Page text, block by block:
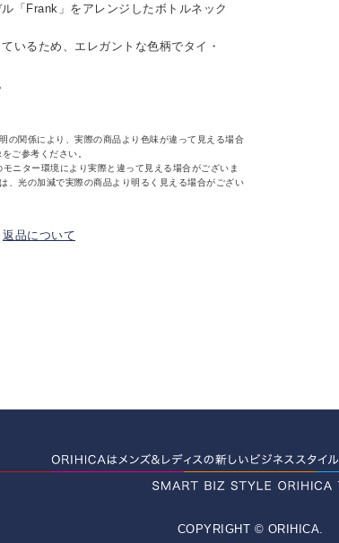
「Frank」をアレンジしたボトルネック
いるため、エレガントな色柄でタイ・
の関係により、実際の商品より色味が違って見える場合
ご参考ください。
ニター環境により実際と違って見える場合がございま
、光の加減で実際の商品より明るく見える場合がござい
返品について
COPYRIGHT © ORIHICA.